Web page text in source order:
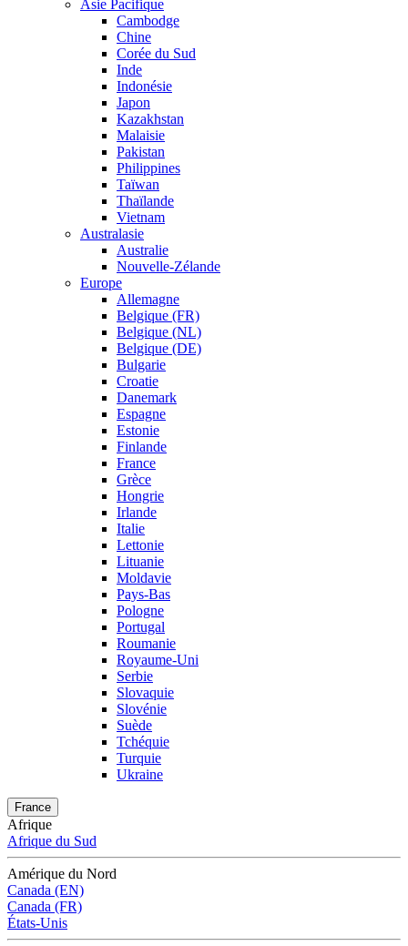
Asie Pacifique
Cambodge
Chine
Corée du Sud
Inde
Indonésie
Japon
Kazakhstan
Malaisie
Pakistan
Philippines
Taïwan
Thaïlande
Vietnam
Australasie
Australie
Nouvelle-Zélande
Europe
Allemagne
Belgique (FR)
Belgique (NL)
Belgique (DE)
Bulgarie
Croatie
Danemark
Espagne
Estonie
Finlande
France
Grèce
Hongrie
Irlande
Italie
Lettonie
Lituanie
Moldavie
Pays-Bas
Pologne
Portugal
Roumanie
Royaume-Uni
Serbie
Slovaquie
Slovénie
Suède
Tchéquie
Turquie
Ukraine
France
Afrique
Afrique du Sud
Amérique du Nord
Canada (EN)
Canada (FR)
États-Unis